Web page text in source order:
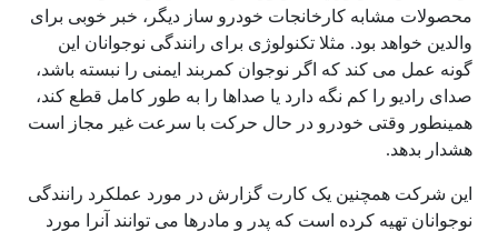
محصولات مشابه کارخانجات خودرو ساز دیگر، خبر خوبی برای
والدین خواهد بود. مثلا تکنولوژی برای رانندگی نوجوانان این
گونه عمل می کند که اگر نوجوان کمربند ایمنی را نبسته باشد،
صدای رادیو را کم نگه دارد یا صداها را به طور کامل قطع کند،
همینطور وقتی خودرو در حال حرکت با سرعت غیر مجاز است
هشدار بدهد.
این شرکت همچنین یک کارت گزارش در مورد عملکرد رانندگی
نوجوانان تهیه کرده است که پدر و مادرها می توانند آنرا مورد